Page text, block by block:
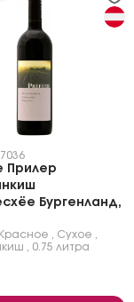
Прилер
Бургенланд,
Красное Сухое
0.75 литра